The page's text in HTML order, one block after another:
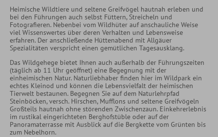
Heimische Wildtiere und seltene Greifvögel hautnah erleben und
bei den Führungen auch selbst Füttern, Streicheln und
Fotografieren. Nebenbei vom Wildhüter auf anschauliche Weise
viel Wissenswertes über deren Verhalten und Lebensweise
erfahren. Der anschließende Hüttenabend mit Allgäuer
Spezialitäten verspricht einen gemütlichen Tagesausklang.
Das Wildgehege bietet Ihnen auch außerhalb der Führungszeiten
(täglich ab 11 Uhr geöffnet) eine Begegnung mit der
einheimischen Natur. Naturliebhaber finden hier im Wildpark ein
echtes Kleinod und können die Lebensvielfalt der heimischen
Tierwelt bestaunen. Begegnen Sie auf dem Naturlehrpfad
Steinböcken, versch. Hirschen, Mufflons und seltene Greifvögeln
Großteils hautnah ohne störenden Zwischenzaun. Einkehrerlebnis
im rustikal eingerichteten Berghofstüble oder auf der
Panoramaterrasse mit Ausblick auf die Bergkette vom Grünten bis
zum Nebelhorn.